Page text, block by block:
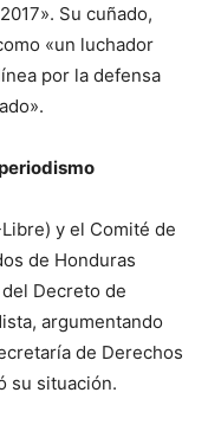
Su cuñado,
«un luchador
por la defensa
y el Comité de
de Honduras
Decreto de
argumentando
de Derechos
su situación.